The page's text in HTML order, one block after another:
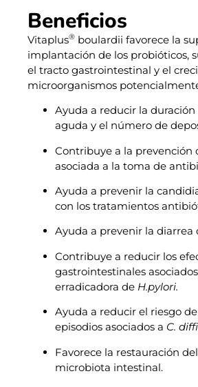
Beneficios
Vitaplus® boulardii favorece la
implantación de los probióticos,
el tracto gastrointestinal y el
microorganismos
Ayuda a reducir la
aguda y el número de
Contribuye a la prevención
asociada a la toma de
Ayuda a prevenir la
con los tratamientos
Ayuda a prevenir la diarrea
Contribuye a reducir los
gastrointestinales
erradicadora de H.pylori.
Ayuda a reducir el riesgo
episodios asociados a C.
Favorece la restauración
microbiota intestinal.